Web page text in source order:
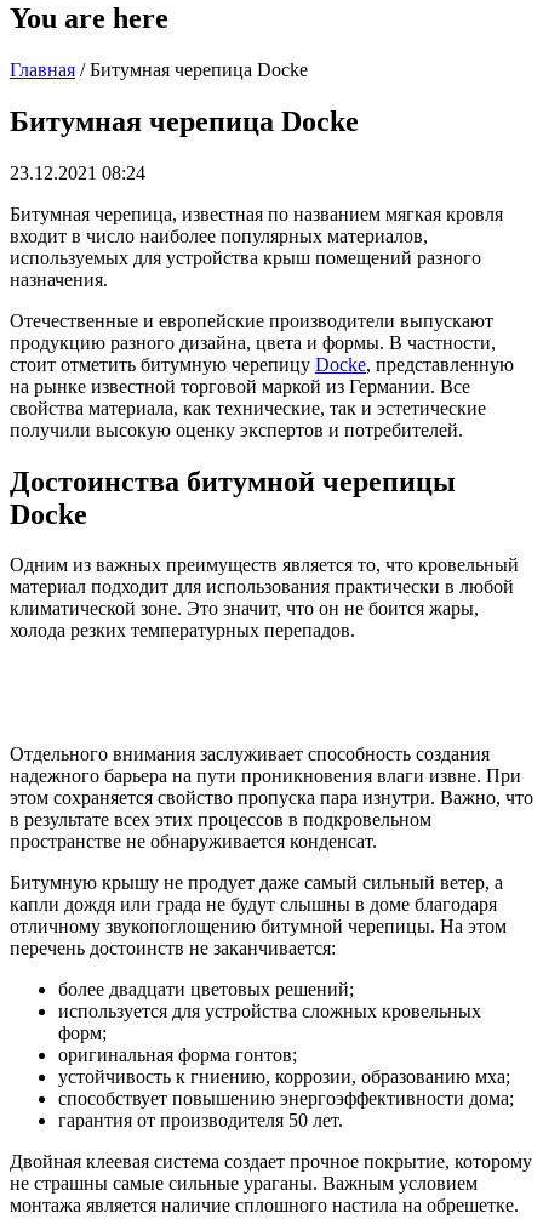
You are here
Главная / Битумная черепица Docke
Битумная черепица Docke
23.12.2021 08:24
Битумная черепица, известная по названием мягкая кровля
входит в число наиболее популярных материалов,
используемых для устройства крыш помещений разного
назначения.
Отечественные и европейские производители выпускают
продукцию разного дизайна, цвета и формы. В частности,
стоит отметить битумную черепицу Docke, представленную
на рынке известной торговой маркой из Германии. Все
свойства материала, как технические, так и эстетические
получили высокую оценку экспертов и потребителей.
Достоинства битумной черепицы
Docke
Одним из важных преимуществ является то, что кровельный
материал подходит для использования практически в любой
климатической зоне. Это значит, что он не боится жары,
холода резких температурных перепадов.
Отдельного внимания заслуживает способность создания
надежного барьера на пути проникновения влаги извне. При
этом сохраняется свойство пропуска пара изнутри. Важно, что
в результате всех этих процессов в подкровельном
пространстве не обнаруживается конденсат.
Битумную крышу не продует даже самый сильный ветер, а
капли дождя или града не будут слышны в доме благодаря
отличному звукопоглощению битумной черепицы. На этом
перечень достоинств не заканчивается:
более двадцати цветовых решений;
используется для устройства сложных кровельных
форм;
оригинальная форма гонтов;
устойчивость к гниению, коррозии, образованию мха;
способствует повышению энергоэффективности дома;
гарантия от производителя 50 лет.
Двойная клеевая система создает прочное покрытие, которому
не страшны самые сильные ураганы. Важным условием
монтажа является наличие сплошного настила на обрешетке.